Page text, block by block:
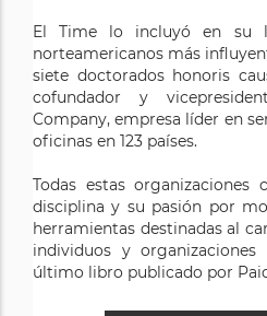
El Time lo incluyó en su
norteamericanos más
siete doctorados honoris
cofundador y
Company, empresa líder en
oficinas en 123 países.
Todas estas organizaciones
disciplina y su pasión por
herramientas destinadas al
individuos y
último libro publicado por